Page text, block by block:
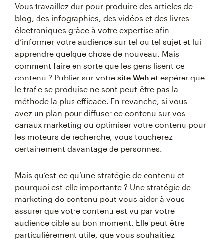
Vous travaillez dur pour produire des articles de
blog, des infographies, des vidéos et des livres
électroniques grâce à votre expertise afin
d’informer votre audience sur tel ou tel sujet et lui
apprendre quelque chose de nouveau. Mais
comment faire en sorte que les gens lisent ce
contenu ? Publier sur votre site Web et espérer que
le trafic se produise ne sont peut-être pas la
méthode la plus efficace. En revanche, si vous
avez un plan pour diffuser ce contenu sur vos
canaux marketing ou optimiser votre contenu pour
les moteurs de recherche, vous toucherez
certainement davantage de personnes.
Mais qu’est-ce qu’une stratégie de contenu et
pourquoi est-elle importante ? Une stratégie de
marketing de contenu peut vous aider à vous
assurer que votre contenu est vu par votre
audience cible au bon moment. Elle peut être
particulièrement utile, que vous souhaitiez